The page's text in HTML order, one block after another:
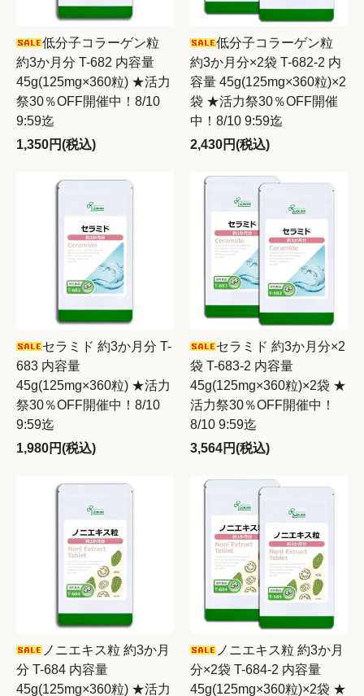
低分子コラーゲン粒
約3か月分 T-682 内容量
45g(125mg×360粒) ★活力
祭30％OFF開催中！8/10
9:59迄
1,350円(税込)
低分子コラーゲン粒
約3か月分×2袋 T-682-2 内
容量 45g(125mg×360粒)×2
袋 ★活力祭30％OFF開催
中！8/10 9:59迄
2,430円(税込)
セラミド 約3か月分 T-
683 内容量
45g(125mg×360粒) ★活力
祭30％OFF開催中！8/10
9:59迄
1,980円(税込)
セラミド 約3か月分×2
袋 T-683-2 内容量
45g(125mg×360粒)×2袋 ★
活力祭30％OFF開催中！
8/10 9:59迄
3,564円(税込)
ノニエキス粒 約3か月
分 T-684 内容量
45g(125mg×360粒) ★活力
ノニエキス粒 約3か月
分×2袋 T-684-2 内容量
45g(125mg×360粒)×2袋 ★